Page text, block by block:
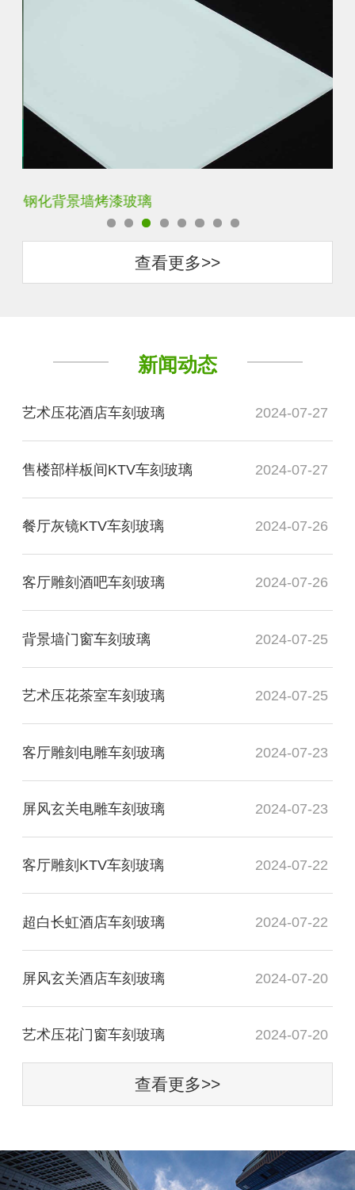
钢化背景墙烤漆玻璃
查看更多>>
新闻动态
艺术压花酒店车刻玻璃 2024-07-27
售楼部样板间KTV车刻玻璃 2024-07-27
餐厅灰镜KTV车刻玻璃 2024-07-26
客厅雕刻酒吧车刻玻璃 2024-07-26
背景墙门窗车刻玻璃 2024-07-25
艺术压花茶室车刻玻璃 2024-07-25
客厅雕刻电雕车刻玻璃 2024-07-23
屏风玄关电雕车刻玻璃 2024-07-23
客厅雕刻KTV车刻玻璃 2024-07-22
超白长虹酒店车刻玻璃 2024-07-22
屏风玄关酒店车刻玻璃 2024-07-20
艺术压花门窗车刻玻璃 2024-07-20
查看更多>>